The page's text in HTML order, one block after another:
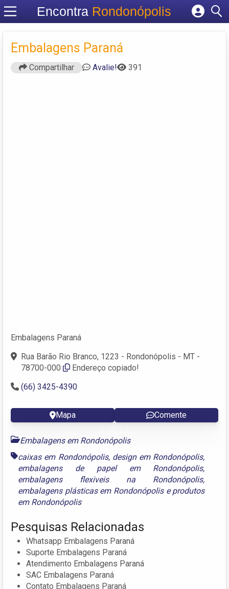
Encontra Rondonópolis
Cadastrar empresa
Criar conta
Embalagens Paraná
Compartilhar Avalie! 391
Embalagens Paraná
Rua Barão Rio Branco, 1223 - Rondonópolis - MT -
78700-000
Endereço copiado!
(66) 3425-4390
Mapa Comente
Embalagens em Rondonópolis
caixas em Rondonópolis, design em Rondonópolis,
embalagens de papel em Rondonópolis,
embalagens flexiveis na Rondonópolis,
embalagens plásticas em Rondonópoliseprodutos
em Rondonópolis
Pesquisas Relacionadas
Whatsapp Embalagens Paraná
Suporte Embalagens Paraná
Atendimento Embalagens Paraná
SAC Embalagens Paraná
Contato Embalagens Paraná